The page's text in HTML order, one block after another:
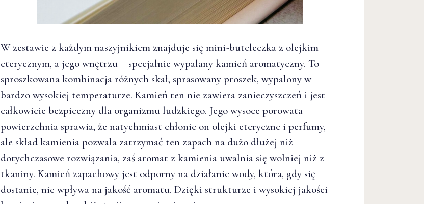
W zestawie z każdym naszyjnikiem znajduje się mini-buteleczka z olejkim
eterycznym, a jego wnętrzu – specjalnie wypalany kamień aromatyczny. To
sproszkowana kombinacja różnych skał, sprasowany proszek, wypalony w
bardzo wysokiej temperaturze. Kamień ten nie zawiera zanieczyszczeń i jest
całkowicie bezpieczny dla organizmu ludzkiego. Jego wysoce porowata
powierzchnia sprawia, że natychmiast chłonie on olejki eteryczne i perfumy,
ale skład kamienia pozwala zatrzymać ten zapach na dużo dłużej niż
dotychczasowe rozwiązania, zaś aromat z kamienia uwalnia się wolniej niż z
tkaniny. Kamień zapachowy jest odporny na działanie wody, która, gdy się
dostanie, nie wpływa na jakość aromatu. Dzięki strukturze i wysokiej jakości